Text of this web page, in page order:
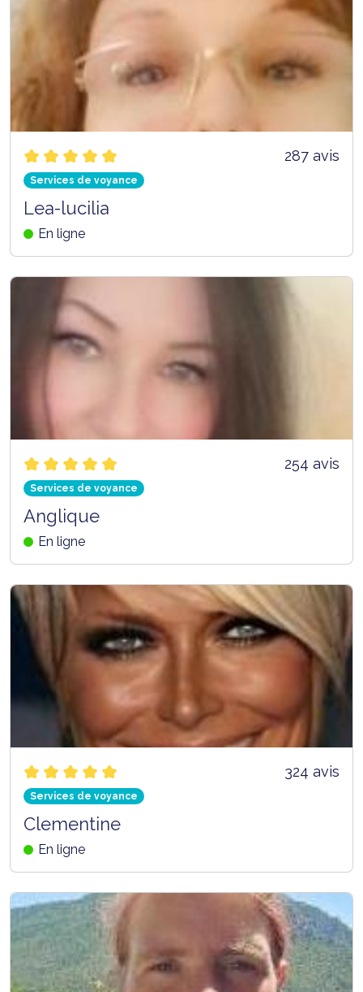
287 avis
Services de voyance
Lea-lucilia
En ligne
254 avis
Services de voyance
Anglique
En ligne
324 avis
Services de voyance
Clementine
En ligne